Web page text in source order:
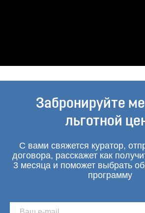
Забронируйте
льготной
С вами свяжется куратор,
договора, расскажет как
3 месяца и поможет выбрать
программу